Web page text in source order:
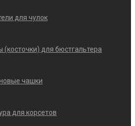
для чулок
(косточки) для бюстгальтера
чашки
для корсетов